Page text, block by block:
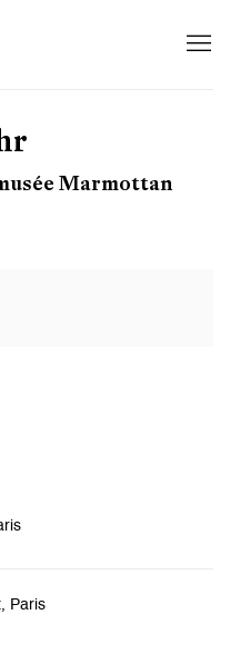
Marmottan
Paris